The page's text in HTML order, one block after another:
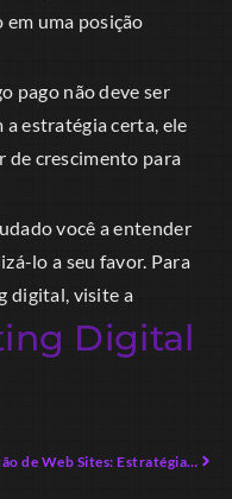
uma posição
pago não deve ser
estratégia certa, ele
de crescimento para
você a entender
lo a seu favor. Para
digital, visite a
Digital
Criação de Web Sites: Estratégias Inovadoras para 2026